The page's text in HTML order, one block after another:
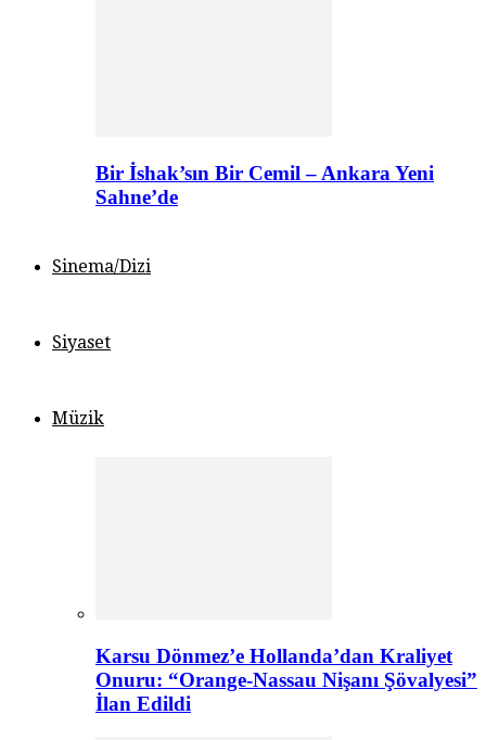
Bir İshak’sın Bir Cemil – Ankara Yeni
Sahne’de
Sinema/Dizi
Siyaset
Müzik
Karsu Dönmez’e Hollanda’dan Kraliyet
Onuru: “Orange-Nassau Nişanı Şövalyesi”
İlan Edildi